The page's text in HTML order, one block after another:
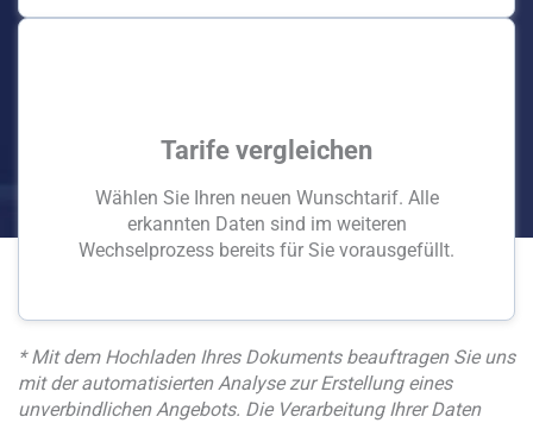
Tarife vergleichen
Wählen Sie Ihren neuen Wunschtarif. Alle
erkannten Daten sind im weiteren
Wechselprozess bereits für Sie vorausgefüllt.
* Mit dem Hochladen Ihres Dokuments beauftragen Sie uns
mit der automatisierten Analyse zur Erstellung eines
unverbindlichen Angebots. Die Verarbeitung Ihrer Daten